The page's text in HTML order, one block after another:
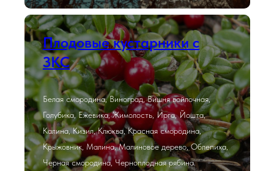
Плодовые кустарники с
ЗКС
Белая смородина, Виноград, Вишня войлочная,
Голубика, Ежевика, Жимолость, Ирга, Йошта,
Калина, Кизил, Клюква, Красная смородина,
Крыжовник, Малина, Малиновое дерево, Облепиха,
Черная смородина, Черноплодная рябина.